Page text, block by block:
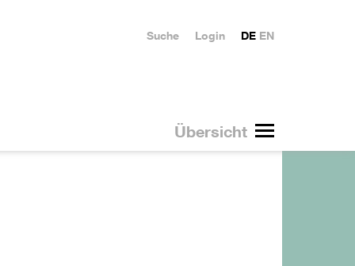
Übersicht
DE EN
Login
Suche